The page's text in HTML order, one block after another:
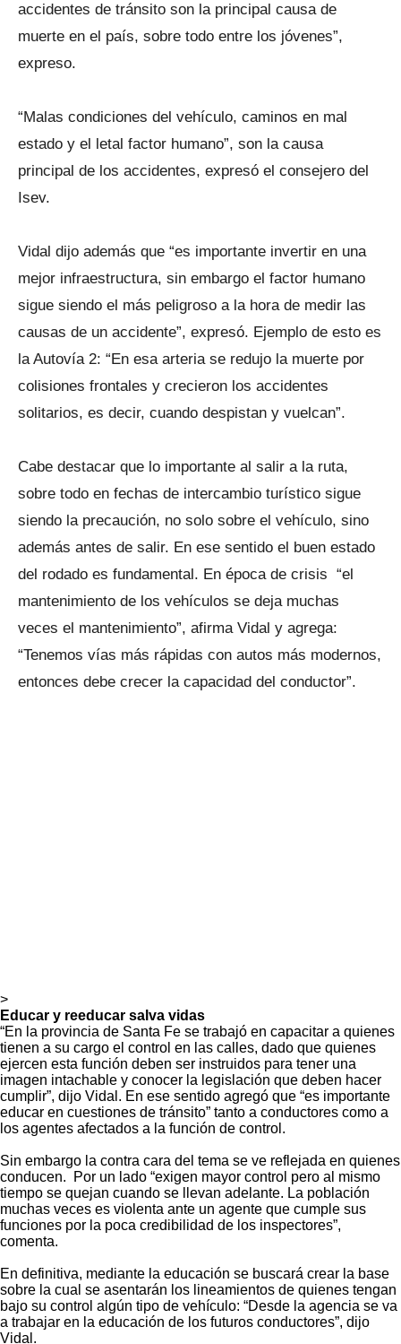
accidentes de tránsito son la principal causa de
muerte en el país, sobre todo entre los jóvenes”,
expreso.
“Malas condiciones del vehículo, caminos en mal
estado y el letal factor humano”, son la causa
principal de los accidentes, expresó el consejero del
Isev.
Vidal dijo además que “es importante invertir en una
mejor infraestructura, sin embargo el factor humano
sigue siendo el más peligroso a la hora de medir las
causas de un accidente”, expresó. Ejemplo de esto es
la Autovía 2: “En esa arteria se redujo la muerte por
colisiones frontales y crecieron los accidentes
solitarios, es decir, cuando despistan y vuelcan”.
Cabe destacar que lo importante al salir a la ruta,
sobre todo en fechas de intercambio turístico sigue
siendo la precaución, no solo sobre el vehículo, sino
además antes de salir. En ese sentido el buen estado
del rodado es fundamental. En época de crisis “el
mantenimiento de los vehículos se deja muchas
veces el mantenimiento”, afirma Vidal y agrega:
“Tenemos vías más rápidas con autos más modernos,
entonces debe crecer la capacidad del conductor”.
>
Educar y reeducar salva vidas
“En la provincia de Santa Fe se trabajó en capacitar a quienes
tienen a su cargo el control en las calles, dado que quienes
ejercen esta función deben ser instruidos para tener una
imagen intachable y conocer la legislación que deben hacer
cumplir”, dijo Vidal. En ese sentido agregó que “es importante
educar en cuestiones de tránsito” tanto a conductores como a
los agentes afectados a la función de control.
Sin embargo la contra cara del tema se ve reflejada en quienes
conducen. Por un lado “exigen mayor control pero al mismo
tiempo se quejan cuando se llevan adelante. La población
muchas veces es violenta ante un agente que cumple sus
funciones por la poca credibilidad de los inspectores”,
comenta.
En definitiva, mediante la educación se buscará crear la base
sobre la cual se asentarán los lineamientos de quienes tengan
bajo su control algún tipo de vehículo: “Desde la agencia se va
a trabajar en la educación de los futuros conductores”, dijo
Vidal.